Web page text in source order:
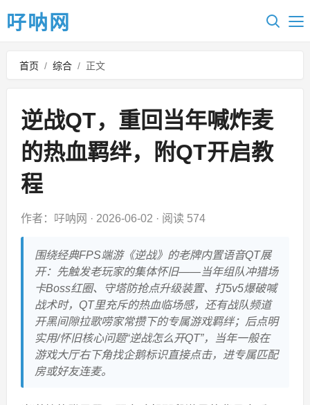
吇呐网
首页 / 综合 / 正文
逆战QT，重回当年喊炸麦
的热血羁绊，附QT开启教
程
作者：吇呐网 · 2026-06-02 · 阅读 574
围绕经典FPS端游《逆战》的老牌内置语音QT展
开：先触发老玩家的集体怀旧——当年组队冲猎场
卡Boss红圈、守塔防抢点升级装置、打5v5爆破喊
战术时，QT里充斥的热血临场感，还有战队频道
开黑间隙拉歌唠家常攒下的专属游戏羁绊；后点明
实用/怀旧核心问题“逆战怎么开QT”，当年一般在
游戏大厅右下角找企鹅标识直接点击，进专属匹配
房或好友连麦。